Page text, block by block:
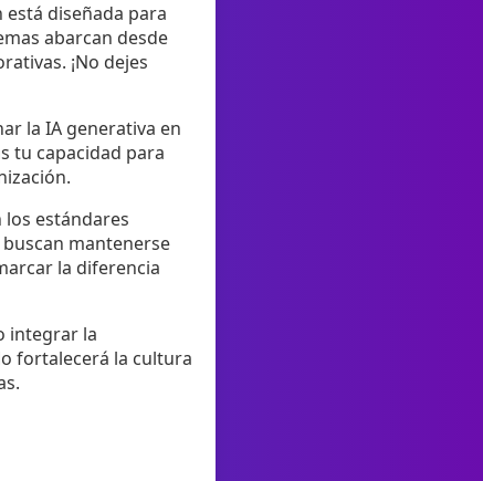
está diseñada para
abarcan desde
¡No dejes
la IA generativa en
tu capacidad para
estándares
mantenerse
la diferencia
integrar la
fortalecerá la cultura